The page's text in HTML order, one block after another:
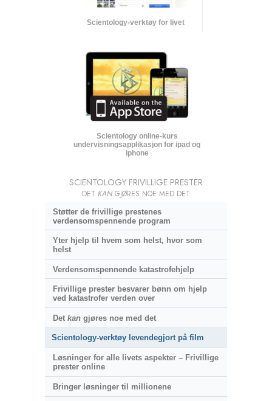
Scientology-verktøy for livet
Scientology online-kurs
undervisnings­applikasjon for ipad og
iphone
SCIENTOLOGY FRIVILLIGE PRESTER
DET KAN GJØRES NOE MED DET
Støtter de frivillige prestenes
verdensomspennende program
Yter hjelp til hvem som helst, hvor som
helst
Verdensomspennende katastrofehjelp
Frivillige prester besvarer bønn om hjelp
ved katastrofer verden over
Det kangjøres noe med det
Scientology-verktøy levendegjort på film
Løsninger for alle livets aspekter – Frivillige
prester online
Bringer løsninger til millionene